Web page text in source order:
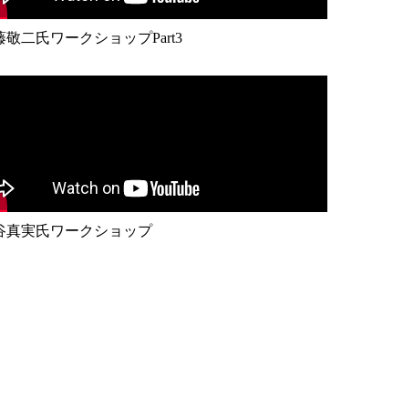
敬二氏ワークショップPart3
真実氏ワークショップ